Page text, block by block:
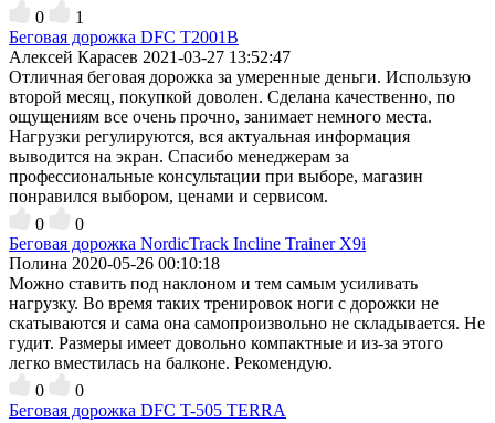
0
1
Беговая дорожка DFC T2001B
Алексей Карасев 2021-03-27 13:52:47
Отличная беговая дорожка за умеренные деньги. Использую
второй месяц, покупкой доволен. Сделана качественно, по
ощущениям все очень прочно, занимает немного места.
Нагрузки регулируются, вся актуальная информация
выводится на экран. Спасибо менеджерам за
профессиональные консультации при выборе, магазин
понравился выбором, ценами и сервисом.
0
0
Беговая дорожка NordicTrack Incline Trainer X9i
Полина 2020-05-26 00:10:18
Можно ставить под наклоном и тем самым усиливать
нагрузку. Во время таких тренировок ноги с дорожки не
скатываются и сама она самопроизвольно не складывается. Не
гудит. Размеры имеет довольно компактные и из-за этого
легко вместилась на балконе. Рекомендую.
0
0
Беговая дорожка DFC T-505 TERRA